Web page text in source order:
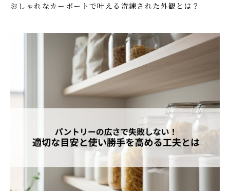
おしゃれなカーポートで叶える洗練された外観とは？